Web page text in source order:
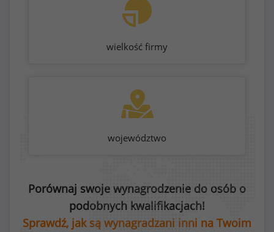
wielkość firmy
województwo
Porównaj swoje wynagrodzenie do osób o
podobnych kwalifikacjach!
Sprawdź, jak są wynagradzani inni na Twoim